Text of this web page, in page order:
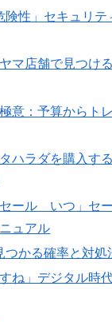
険性」セキュリ
マ店舗で見つけ
意：予算からト
ハラダを購入す
ール いつ」セ
ュアル
つかる確率と対処
すね」デジタル時